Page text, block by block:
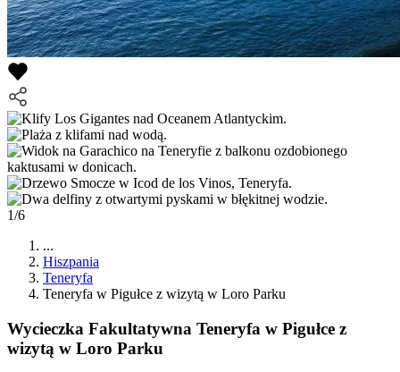
1/6
...
Hiszpania
Teneryfa
Teneryfa w Pigułce z wizytą w Loro Parku
Wycieczka Fakultatywna Teneryfa w Pigułce z
wizytą w Loro Parku